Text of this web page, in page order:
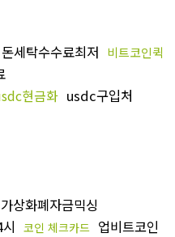
돈세탁수수료최저 비트코인퀵
현금화 usdc구입처
가상화폐자금믹싱
코인 체크카드 업비트코인